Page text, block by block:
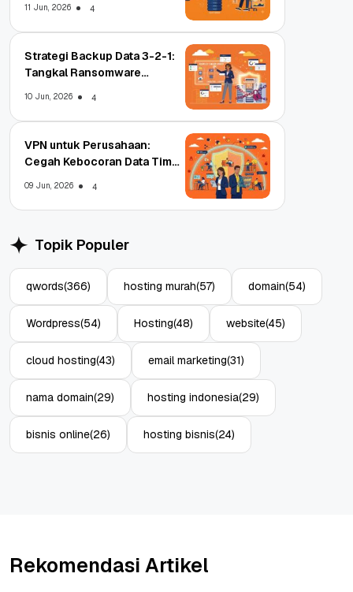
11 Jun, 2026 4
Strategi Backup Data 3-2-1:
Tangkal Ransomware
10 Jun, 2026 4
VPN untuk Perusahaan:
Cegah Kebocoran Data Tim
09 Jun, 2026 4
Topik Populer
qwords(366) hosting murah(57) domain(54)
Wordpress(54) Hosting(48) website(45)
cloud hosting(43) email marketing(31)
nama domain(29) hosting indonesia(29)
bisnis online(26) hosting bisnis(24)
Rekomendasi Artikel